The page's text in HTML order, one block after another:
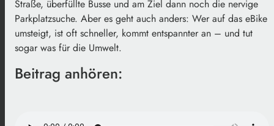
Straße, überfüllte Busse und am Ziel dann noch die nervige
Parkplatzsuche. Aber es geht auch anders: Wer auf das eBike
umsteigt, ist oft schneller, kommt entspannter an – und tut
sogar was für die Umwelt.
Beitrag anhören: